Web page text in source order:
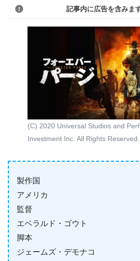
記事内に広告を含みま
(C) 2020 Universal Studios and
Investment Inc. All Rights Reserved.
製作国
アメリカ
監督
エベラルド・ゴウト
脚本
ジェームズ・デモナコ